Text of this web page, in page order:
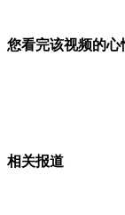
您看完该视频的心
相关报道